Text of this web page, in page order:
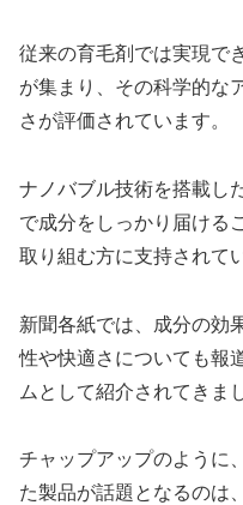
従来の育毛剤では実現で
が集まり、その科学的な
さが評価されています。
ナノバブル技術を搭載し
で成分をしっかり届ける
取り組む方に支持されて
新聞各紙では、成分の効
性や快適さについても報
ムとして紹介されてきま
チャップアップのように
た製品が話題となるのは